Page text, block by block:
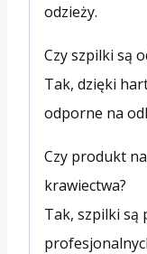
odzieży.
Czy szpilki są
Tak, dzięki
odporne na
Czy produkt
krawiectwa?
Tak, szpilki są